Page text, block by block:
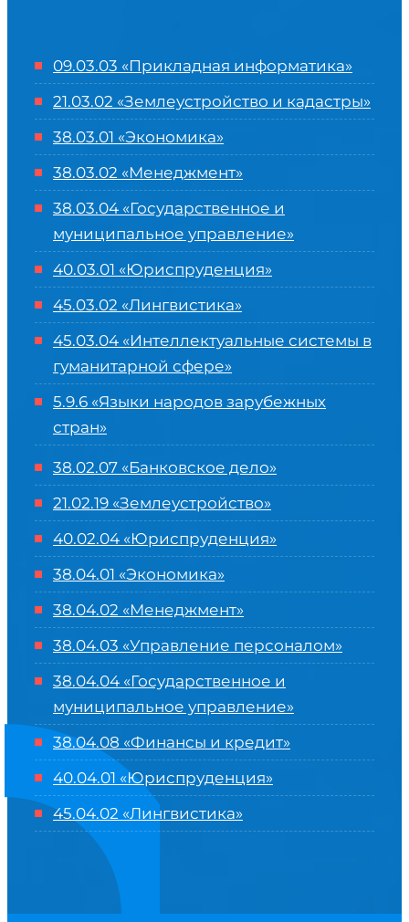
09.03.03 «Прикладная информатика»
21.03.02 «Землеустройство и кадастры»
38.03.01 «Экономика»
38.03.02 «Менеджмент»
38.03.04 «Государственное и
муниципальное управление»
40.03.01 «Юриспруденция»
45.03.02 «Лингвистика»
45.03.04 «Интеллектуальные системы в
гуманитарной сфере»
5.9.6 «Языки народов зарубежных
стран»
38.02.07 «Банковское дело»
21.02.19 «Землеустройство»
40.02.04 «Юриспруденция»
38.04.01 «Экономика»
38.04.02 «Менеджмент»
38.04.03 «Управление персоналом»
38.04.04 «Государственное и
муниципальное управление»
38.04.08 «Финансы и кредит»
40.04.01 «Юриспруденция»
45.04.02 «Лингвистика»